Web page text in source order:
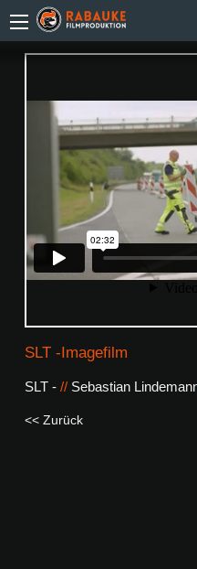
SLT -Imagefilm
SLT -// Sebastian
<< Zurück